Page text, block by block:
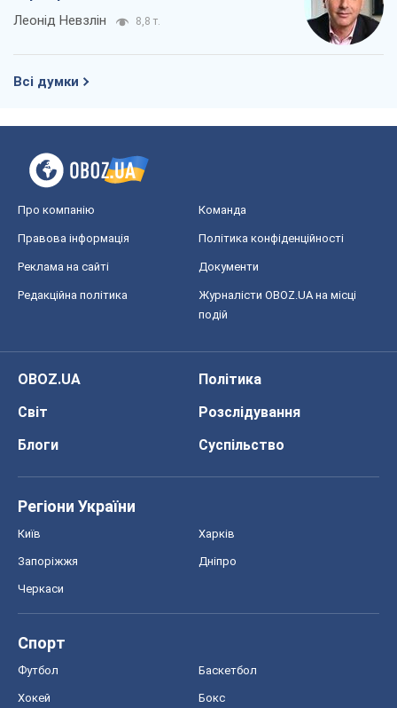
Леонід Невзлін 8,8 т.
Всі думки
Про компанію Команда
Правова інформація Політика конфіденційності
Реклама на сайті Документи
Редакційна політика
Журналісти OBOZ.UA на місці
подій
OBOZ.UA
Політика
Світ
Розслідування
Блоги
Суспільство
Регіони України
Київ Харків
Запоріжжя Дніпро
Черкаси
Спорт
Футбол Баскетбол
Хокей Бокс